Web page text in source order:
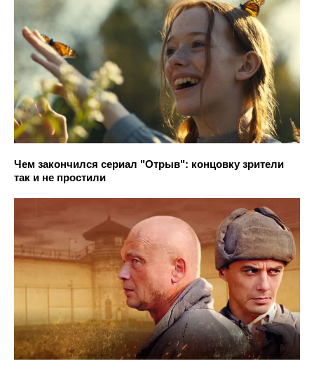
Чем закончился сериал "Отрыв": концовку зрители
так и не простили